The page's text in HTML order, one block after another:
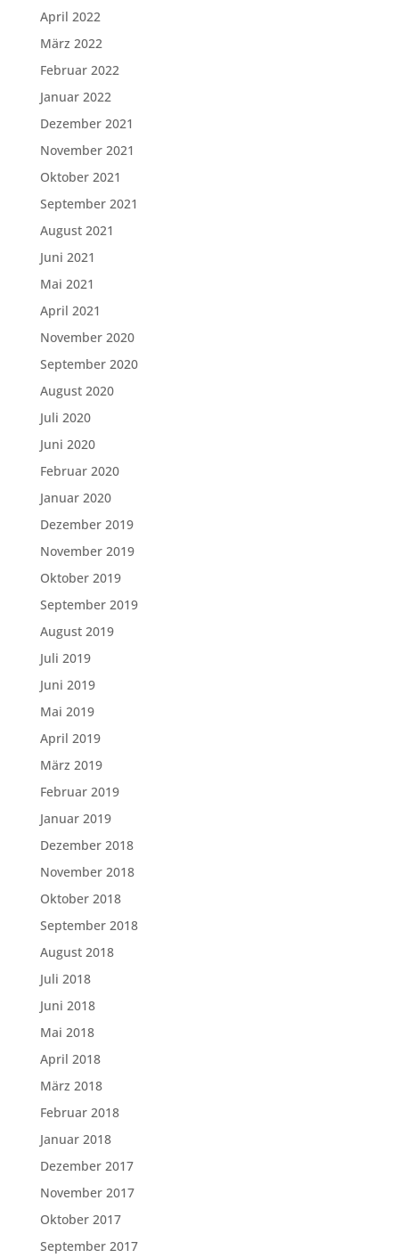
April 2022
März 2022
Februar 2022
Januar 2022
Dezember 2021
November 2021
Oktober 2021
September 2021
August 2021
Juni 2021
Mai 2021
April 2021
November 2020
September 2020
August 2020
Juli 2020
Juni 2020
Februar 2020
Januar 2020
Dezember 2019
November 2019
Oktober 2019
September 2019
August 2019
Juli 2019
Juni 2019
Mai 2019
April 2019
März 2019
Februar 2019
Januar 2019
Dezember 2018
November 2018
Oktober 2018
September 2018
August 2018
Juli 2018
Juni 2018
Mai 2018
April 2018
März 2018
Februar 2018
Januar 2018
Dezember 2017
November 2017
Oktober 2017
September 2017